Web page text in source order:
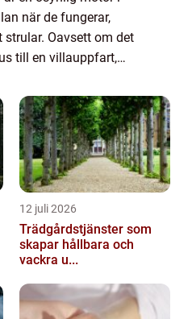
när de fungerar,
strular. Oavsett om det
till en villauppfart,
12 juli 2026
Trädgårdstjänster som
skapar hållbara och
vackra u...